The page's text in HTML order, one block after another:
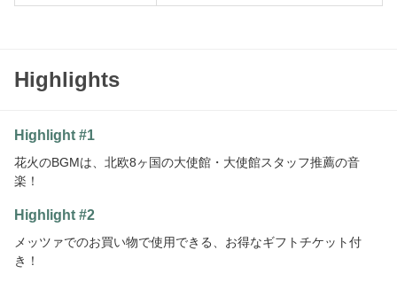
Highlights
Highlight #1
花火のBGMは、北欧8ヶ国の大使館・大使館スタッフ推薦の音
楽！
Highlight #2
メッツァでのお買い物で使用できる、お得なギフトチケット付
き！